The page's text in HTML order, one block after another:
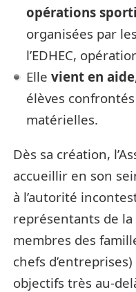
opérations
organisées par
l’EDHEC,
Elle vient en aide
élèves
matérielles.
Dès sa création,
accueillir en son
à l’autorité
représentants de
membres des
chefs
objectifs très au-